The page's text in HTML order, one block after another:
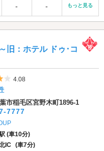
- - もっと見る
旧：ホテル ドゥ･コ
5つ星のうち4
4.08
市稲毛区宮野木町1896-1
7777
(車10分)
IC (車7分)